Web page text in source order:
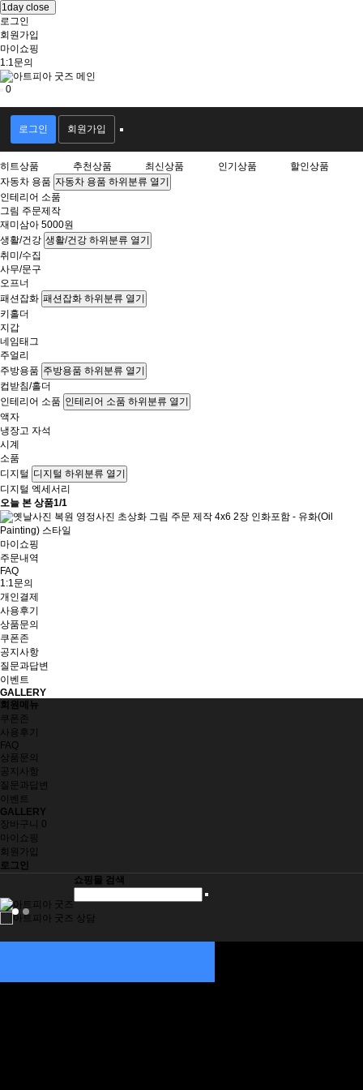
1day close
로그인
회원가입
마이쇼핑
1:1문의
0
회
로
그
인
로그인 회원가입
히트상품 추천상품 최신상품 인기상품
할인상품
자동차 용품 자동차 용품 하위분류 열기
인테리어 소품
그림 주문제작
재미삼아 5000원
생활/건강 생활/건강 하위분류 열기
취미/수집
사무/문구
오프너
패션잡화 패션잡화 하위분류 열기
키홀더
지갑
네임태그
주얼리
주방용품 주방용품 하위분류 열기
컵받침/홀더
인테리어 소품 인테리어 소품 하위분류 열기
액자
냉장고 자석
시계
소품
디지털 디지털 하위분류 열기
디지털 엑세서리
오늘 본 상품1/1
마이쇼핑
주문내역
FAQ
1:1문의
개인결제
사용후기
상품문의
쿠폰존
공지사항
질문과답변
이벤트
GALLERY
회원메뉴
쿠폰존
사용후기
FAQ
상품문의
공지사항
질문과답변
이벤트
GALLERY
장바구니
0
마이쇼핑
회원가입
로그인
쇼핑몰 검색